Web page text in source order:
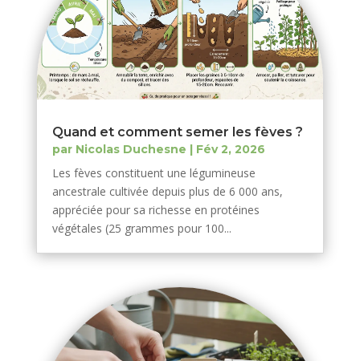
Quand et comment semer les fèves ?
par Nicolas Duchesne | Fév 2, 2026
Les fèves constituent une légumineuse
ancestrale cultivée depuis plus de 6 000 ans,
appréciée pour sa richesse en protéines
végétales (25 grammes pour 100...